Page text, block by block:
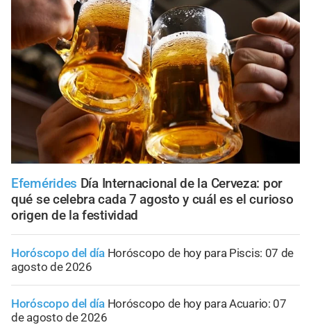
Efemérides Día Internacional de la Cerveza: por
qué se celebra cada 7 agosto y cuál es el curioso
origen de la festividad
Horóscopo del día Horóscopo de hoy para Piscis: 07 de
agosto de 2026
Horóscopo del día Horóscopo de hoy para Acuario: 07
de agosto de 2026